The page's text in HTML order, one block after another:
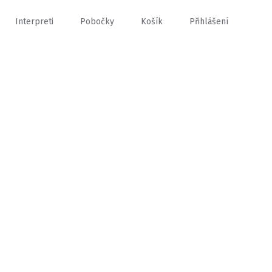
Interpreti Pobočky Košík Přihlášení